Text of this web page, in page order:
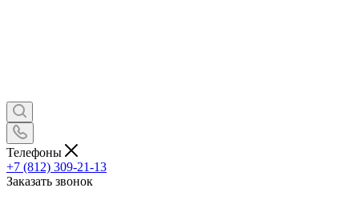
Телефоны
+7 (812) 309-21-13
Заказать звонок